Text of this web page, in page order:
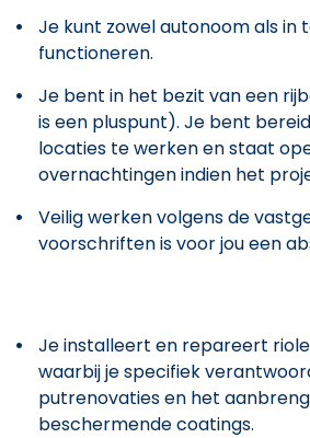
Je kunt zowel autonoom als in
functioneren.
Je bent in het bezit van een
is een pluspunt). Je bent
locaties te werken en staat
overnachtingen indien het
Veilig werken volgens de
voorschriften is voor jou een
Je installeert en repareert
waarbij je specifiek
putrenovaties en het
beschermende coatings.